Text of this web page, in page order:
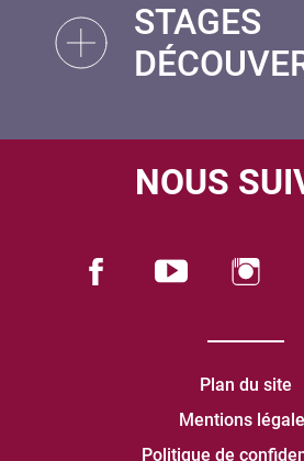
STAGES
NOUS
Plan du site
Mentions
Politique de